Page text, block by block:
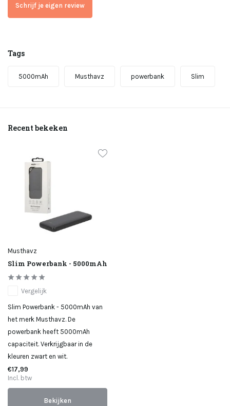
Schrijf je eigen review
Tags
5000mAh Musthavz powerbank Slim
Recent bekeken
Musthavz
Slim Powerbank - 5000mAh
Vergelijk
Slim Powerbank - 5000mAh van
het merk Musthavz. De
powerbank heeft 5000mAh
capaciteit. Verkrijgbaar in de
kleuren zwart en wit.
€17,99
Incl. btw
Bekijken